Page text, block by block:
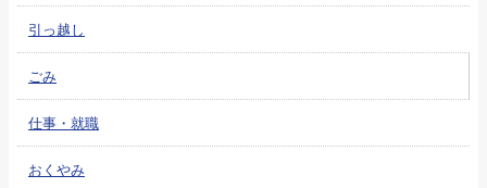
引っ越し
ごみ
仕事・就職
おくやみ